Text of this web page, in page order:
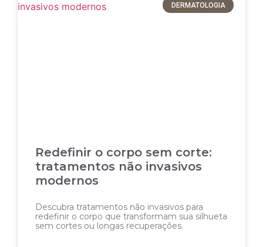
DERMATOLOGIA
Redefinir o corpo sem corte:
tratamentos não invasivos
modernos
Descubra tratamentos não invasivos para
redefinir o corpo que transformam sua silhueta
sem cortes ou longas recuperações.